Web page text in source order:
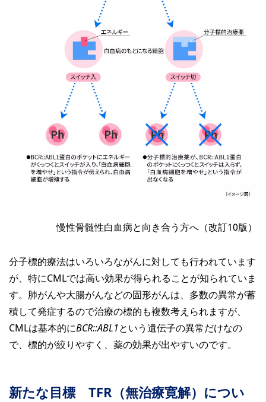
慢性骨髄性白血病と向き合う方へ（改訂10版）
分子標的療法はいろいろながんに対しても行われています
が、特にCMLでは高い効果が得られることが知られていま
す。肺がんや大腸がんなどの固形がんは、多数の異常が蓄
積して発症するので治療の標的も複数考えられますが、
CMLは基本的にBCR::ABL1という遺伝子の異常だけなの
で、標的が絞りやすく、薬の効果が出やすいのです。
新たな目標 TFR（無治療寛解）につい